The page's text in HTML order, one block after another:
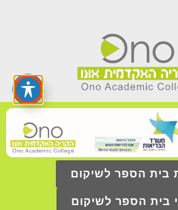
בית הספר לשיקום
בית הספר לשיקום